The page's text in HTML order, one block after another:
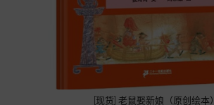
[现货] 老鼠娶新娘（原创绘本）